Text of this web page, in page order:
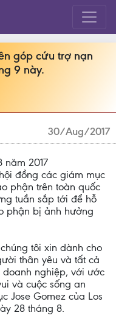
góp cứu trợ nạn
9 này.
30/Aug/2017
năm 2017
đồng các giám mục
phận trên toàn quốc
tuần sắp tới để hỗ
phận bị ảnh hưởng
tôi xin dành cho
thân yêu và tất cả
nghiệp, với ước
và cuộc sống an
Jose Gomez của Los
28 tháng 8.